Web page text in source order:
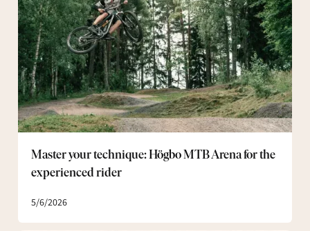
Master your technique: Högbo MTB Arena for the
experienced rider
5/6/2026
Högbo
MTB
Arena
for
the
experienced
rider